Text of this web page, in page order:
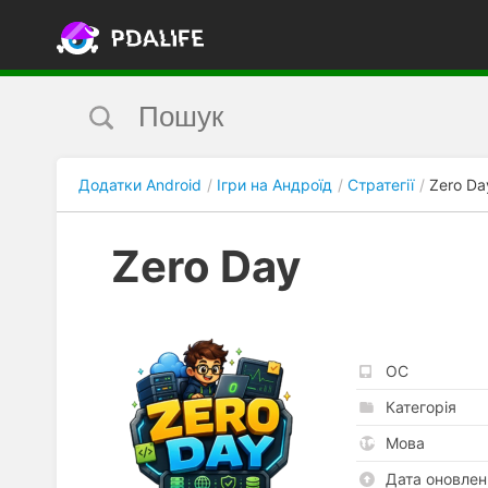
Додатки Android Ігри на Андроїд Стратегії Zero
Zero Day
ОС
Категорія
Мова
Дата